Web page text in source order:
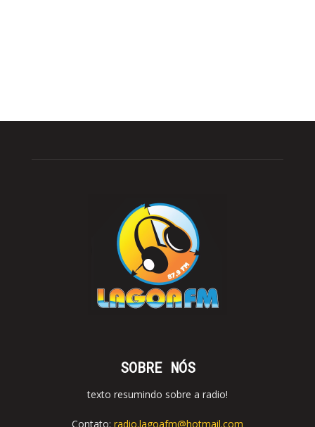
SOBRE NÓS
texto resumindo sobre a radio!
Contato: radio.lagoafm@hotmail.com